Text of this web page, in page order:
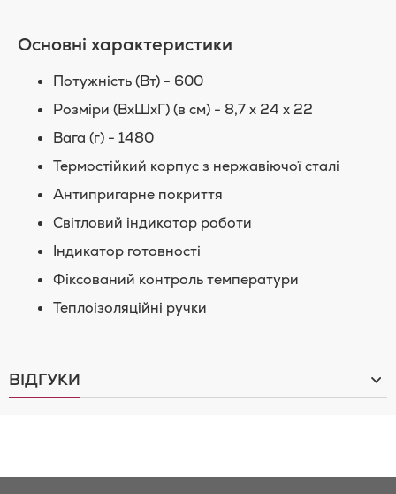
Основні характеристики
Потужність (Вт) - 600
Розміри (ВхШхГ) (в см) - 8,7 x 24 x 22
Вага (г) - 1480
Термостійкий корпус з нержавіючої сталі
Антипригарне покриття
Світловий індикатор роботи
Індикатор готовності
Фіксований контроль температури
Теплоізоляційні ручки
ВІДГУКИ